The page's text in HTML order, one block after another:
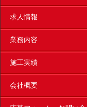
求人情報
業務内容
施工実績
会社概要